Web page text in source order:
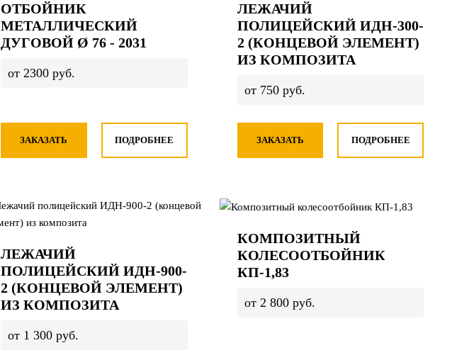
ОТБОЙНИК
МЕТАЛЛИЧЕСКИЙ
ДУГОВОЙ Ø 76 - 2031
от 2300 руб.
ЗАКАЗАТЬ ПОДРОБНЕЕ
ЛЕЖАЧИЙ
ПОЛИЦЕЙСКИЙ ИДН-300-
2 (КОНЦЕВОЙ ЭЛЕМЕНТ)
ИЗ КОМПОЗИТА
от 750 руб.
ЗАКАЗАТЬ ПОДРОБНЕЕ
ЛЕЖАЧИЙ
ПОЛИЦЕЙСКИЙ ИДН-900-
2 (КОНЦЕВОЙ ЭЛЕМЕНТ)
ИЗ КОМПОЗИТА
от 1 300 руб.
КОМПОЗИТНЫЙ
КОЛЕСООТБОЙНИК
КП-1,83
от 2 800 руб.